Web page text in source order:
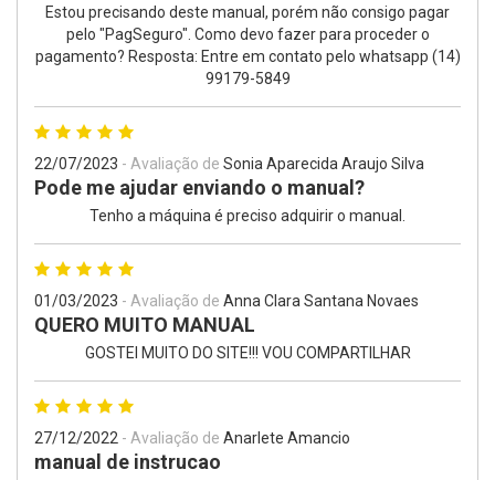
Estou precisando deste manual, porém não consigo pagar
pelo "PagSeguro". Como devo fazer para proceder o
pagamento? Resposta: Entre em contato pelo whatsapp (14)
99179-5849
22/07/2023 - Avaliação de Sonia Aparecida Araujo Silva
Pode me ajudar enviando o manual?
Tenho a máquina é preciso adquirir o manual.
01/03/2023 - Avaliação de Anna Clara Santana Novaes
QUERO MUITO MANUAL
GOSTEI MUITO DO SITE!!! VOU COMPARTILHAR
27/12/2022 - Avaliação de Anarlete Amancio
manual de instrucao